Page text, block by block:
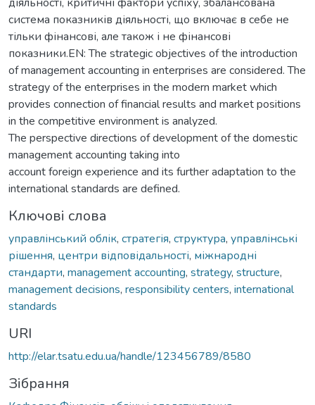
система показників діяльності, що включає в себе не
тільки фінансові, але також і не фінансові
показники.EN: The strategic objectives of the introduction
of management accounting in enterprises are considered. The
strategy of the enterprises in the modern market which
provides connection of financial results and market positions
in the competitive environment is analyzed.
The perspective directions of development of the domestic
management accounting taking into
account foreign experience and its further adaptation to the
international standards are defined.
Ключові слова
управлінський облік, стратегія, структура, управлінські
рішення, центри відповідальності, міжнародні
стандарти, management accounting, strategy, structure,
management decisions, responsibility centers, international
standards
URI
http://elar.tsatu.edu.ua/handle/123456789/8580
Зібрання